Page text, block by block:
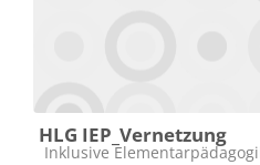
HLG IEP_Vernetzung
Kursbereich
Inklusive